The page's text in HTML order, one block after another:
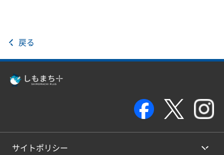
戻る
サイトポリシー